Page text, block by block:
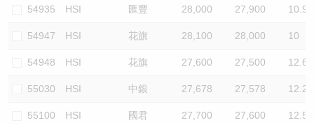
54935 HSI 匯豐 28,000 27,900 10.9
54947 HSI 花旗 28,100 28,000 10
54948 HSI 花旗 27,600 27,500 12.6
55030 HSI 中銀 27,678 27,578 12.2
55100 HSI 國君 27,700 27,600 12.5